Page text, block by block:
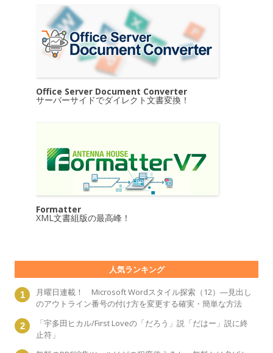
Office Server Document Converter
サーバーサイドでダイレクト文書変換！
Formatter
XML文書組版の最高峰！
人気ランキング
月曜日連載！ Microsoft Wordスタイル探索（12）―見出し
のアウトライン番号の付け方を変更する確実・簡単な方法
「宇多田ヒカル/First Loveの「だろう」説「だはー」説に終
止符」